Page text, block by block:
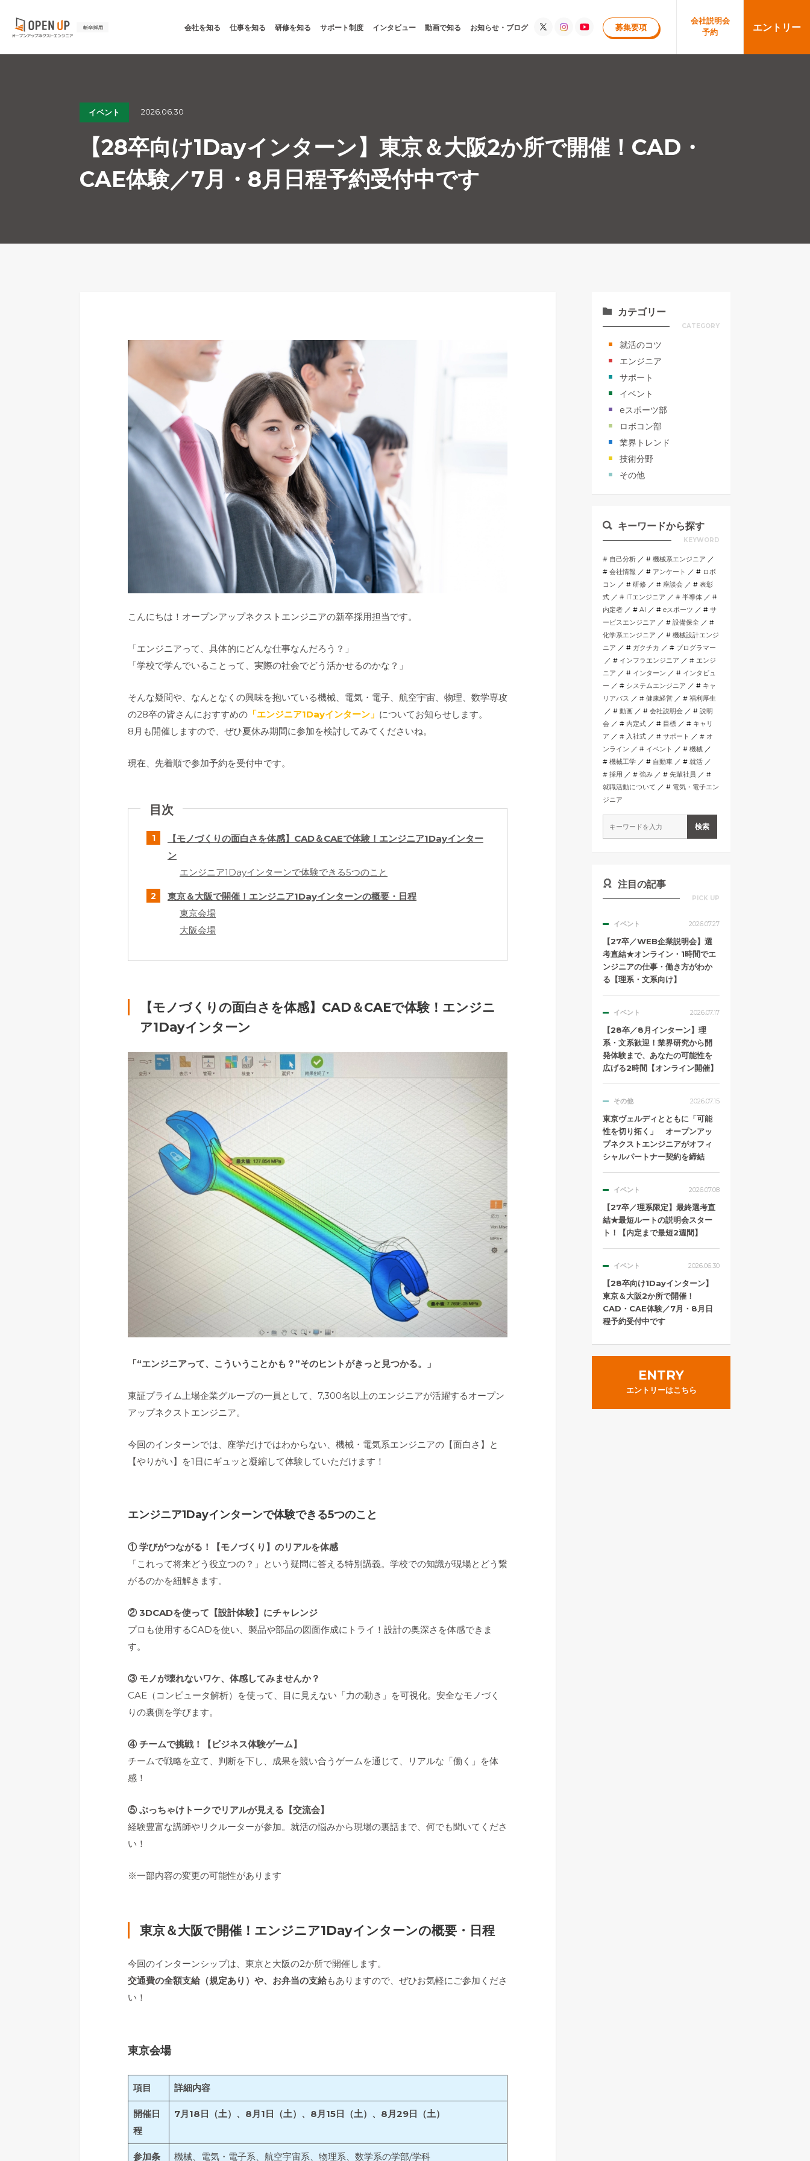
会社を知る 仕事を知る 研修を知る サポート制度 インタビュー 動画で知る お知らせ・ブログ 募集要項
会社説明会
予約
エントリー
イベント 2026.06.30
【28卒向け1Dayインターン】東京＆大阪2か所で開催！CAD・
CAE体験／7月・8月日程予約受付中です
こんにちは！オープンアップネクストエンジニアの新卒採用担当です。
「エンジニアって、具体的にどんな仕事なんだろう？」
「学校で学んでいることって、実際の社会でどう活かせるのかな？」
そんな疑問や、なんとなくの興味を抱いている機械、電気・電子、航空宇宙、物理、数学専攻
の28卒の皆さんにおすすめの 「エンジニア1Dayインターン」 についてお知らせします。
8月も開催しますので、ぜひ夏休み期間に参加を検討してみてくださいね。
現在、先着順で参加予約を受付中です。
目次
【モノづくりの面白さを体感】CAD＆CAEで体験！エンジニア1Dayインター
ン
エンジニア1Dayインターンで体験できる5つのこと
東京＆大阪で開催！エンジニア1Dayインターンの概要・日程
東京会場
大阪会場
【モノづくりの面白さを体感】CAD＆CAEで体験！エンジニ
ア1Dayインターン
「“エンジニアって、こういうことかも？”そのヒントがきっと見つかる。」
東証プライム上場企業グループの一員として、7,300名以上のエンジニアが活躍するオープン
アップネクストエンジニア。
今回のインターンでは、座学だけではわからない、機械・電気系エンジニアの【面白さ】と
【やりがい】を1日にギュッと凝縮して体験していただけます！
エンジニア1Dayインターンで体験できる5つのこと
① 学びがつながる！【モノづくり】のリアルを体感
「これって将来どう役立つの？」という疑問に答える特別講義。学校での知識が現場とどう繋
がるのかを紐解きます。
② 3DCADを使って【設計体験】にチャレンジ
プロも使用するCADを使い、製品や部品の図面作成にトライ！設計の奥深さを体感できま
す。
③ モノが壊れないワケ、体感してみませんか？
CAE（コンピュータ解析）を使って、目に見えない「力の動き」を可視化。安全なモノづく
りの裏側を学びます。
④ チームで挑戦！【ビジネス体験ゲーム】
チームで戦略を立て、判断を下し、成果を競い合うゲームを通じて、リアルな「働く」を体
感！
⑤ ぶっちゃけトークでリアルが見える【交流会】
経験豊富な講師やリクルーターが参加。就活の悩みから現場の裏話まで、何でも聞いてくださ
い！
※一部内容の変更の可能性があります
東京＆大阪で開催！エンジニア1Dayインターンの概要・日程
今回のインターンシップは、東京と大阪の2か所で開催します。
交通費の全額支給（規定あり）や、お弁当の支給もありますので、ぜひお気軽にご参加くださ
い！
東京会場
項目 詳細内容
開催日
程
7月18日（土）、8月1日（土）、8月15日（土）、8月29日（土）
参加条 機械、電気・電子系、航空宇宙系、物理系、数学系の学部/学科
カテゴリー
CATEGORY
就活のコツ
エンジニア
サポート
イベント
eスポーツ部
ロボコン部
業界トレンド
技術分野
その他
キーワードから探す
KEYWORD
自己分析
機械系エンジニア
会社情報
アンケート
ロボ
コン
研修 座談会
表彰
式
ITエンジニア
半導体
内定者
AI eスポーツ
サ
ービスエンジニア
設備保全
化学系エンジニア
機械設計エンジ
ニア
ガクチカ
プログラマー
インフラエンジニア
エンジ
ニア
インターン
インタビュ
ー
システムエンジニア
キャ
リアパス
健康経営
福利厚生
動画
会社説明会
説明
会
内定式 目標
キャリ
ア
入社式 サポート
オ
ンライン
イベント
機械
機械工学
自動車
就活
採用
強み
先輩社員
就職活動について
電気・電子エン
ジニア
注目の記事
PICK UP
イベント 2026.07.27
【27卒／WEB企業説明会】選
考直結★オンライン・1時間でエ
ンジニアの仕事・働き方がわか
る【理系・文系向け】
イベント 2026.07.17
【28卒／8月インターン】理
系・文系歓迎！業界研究から開
発体験まで、あなたの可能性を
広げる2時間【オンライン開催】
その他 2026.07.15
東京ヴェルディとともに「可能
性を切り拓く」 オープンアッ
プネクストエンジニアがオフィ
シャルパートナー契約を締結
イベント 2026.07.08
【27卒／理系限定】最終選考直
結★最短ルートの説明会スター
ト！【内定まで最短2週間】
イベント 2026.06.30
【28卒向け1Dayインターン】
東京＆大阪2か所で開催！
CAD・CAE体験／7月・8月日
程予約受付中です
ENTRY
エントリーはこちら